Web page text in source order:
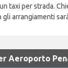
taxi per strada.
arrangiamenti
Aeroporto